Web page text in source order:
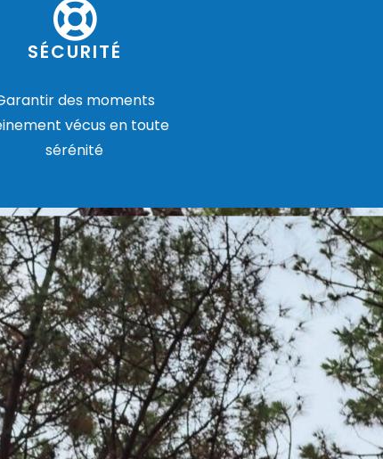
SÉCURITÉ
des moments
vécus en toute
sérénité